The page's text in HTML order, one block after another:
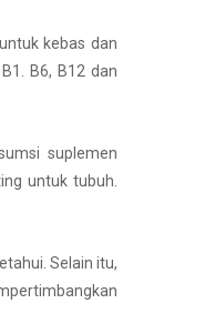
kebas dan
B6, B12 dan
suplemen
untuk tubuh.
Selain itu,